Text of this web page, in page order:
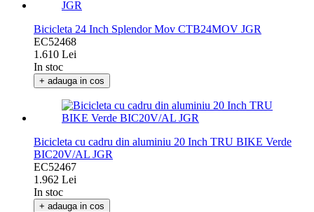
Bicicleta 24 Inch Splendor Mov CTB24MOV JGR
EC52468
1.610 Lei
In stoc
Bicicleta cu cadru din aluminiu 20 Inch TRU BIKE Verde
BIC20V/AL JGR
EC52467
1.962 Lei
In stoc